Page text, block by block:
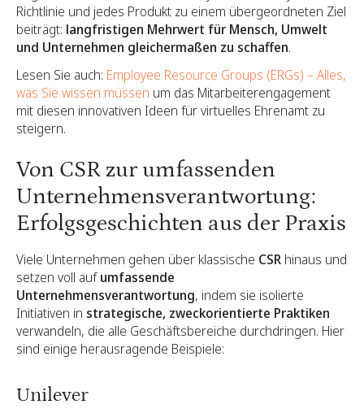
Richtlinie und jedes Produkt zu einem übergeordneten Ziel
beiträgt: langfristigen Mehrwert für Mensch, Umwelt
und Unternehmen gleichermaßen zu schaffen.
Lesen Sie auch: Employee Resource Groups (ERGs) – Alles,
was Sie wissen müssen um das Mitarbeiterengagement
mit diesen innovativen Ideen für virtuelles Ehrenamt zu
steigern.
Von CSR zur umfassenden
Unternehmensverantwortung:
Erfolgsgeschichten aus der Praxis
Viele Unternehmen gehen über klassische CSR hinaus und
setzen voll aufumfassende
Unternehmensverantwortung, indem sie isolierte
Initiativen in strategische, zweckorientierte Praktiken
verwandeln, die alle Geschäftsbereiche durchdringen. Hier
sind einige herausragende Beispiele:
Unilever